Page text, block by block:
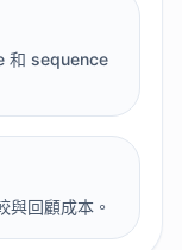
和 sequence
與回顧成本。